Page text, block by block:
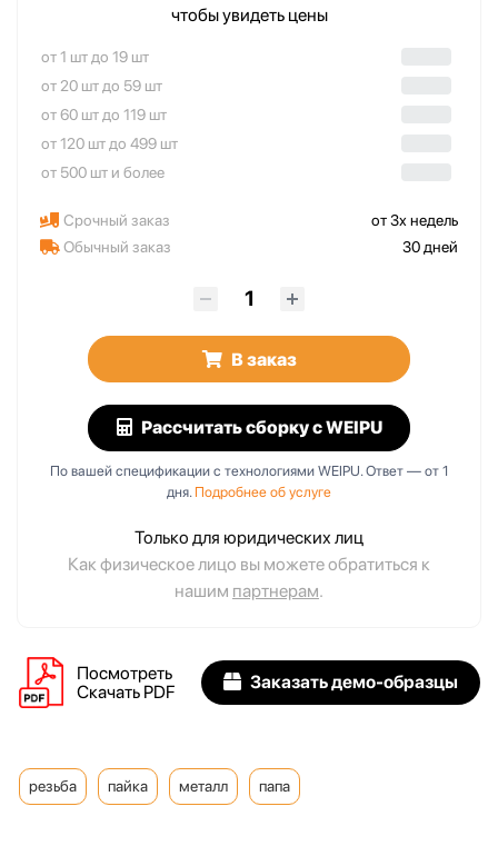
чтобы увидеть цены
от 1 шт до 19 шт
от 20 шт до 59 шт
от 60 шт до 119 шт
от 120 шт до 499 шт
от 500 шт и более
Срочный заказ
от 3х недель
Обычный заказ
30 дней
В заказ
Рассчитать сборкус WEIPU
По вашей спецификации с технологиями WEIPU. Ответ — от 1
дня. Подробнее об услуге
Только для юридических лиц
Как физическое лицо вы можете обратиться к
нашим партнерам.
Посмотреть
Скачать PDF
Заказать демо-образцы
резьба пайка металл папа